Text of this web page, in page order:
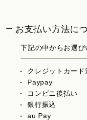
お支払い方法に
下記の中からお選び
クレジットカード
Paypay
コンビニ後払い
銀行振込
au Pay